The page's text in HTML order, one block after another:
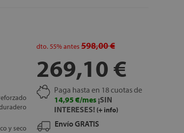
y seco
dto.55%antes 598,00 €
269,10 €
Paga hasta en 18 cuotas de
14,95 €/mes ¡SIN
INTERESES! (+ info)
Envío GRATIS